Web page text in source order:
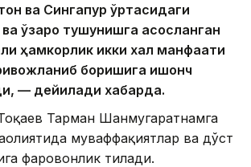
ва Сингапур ўртасидаги
ўзаро тушунишга асосланган
ҳамкорлик икки халқ манфаати
боришига ишонч
— дейилади хабарда.
Тарман Шанмугаратнамга
муваффақиятлар ва дўст
фаровонлик тилади.